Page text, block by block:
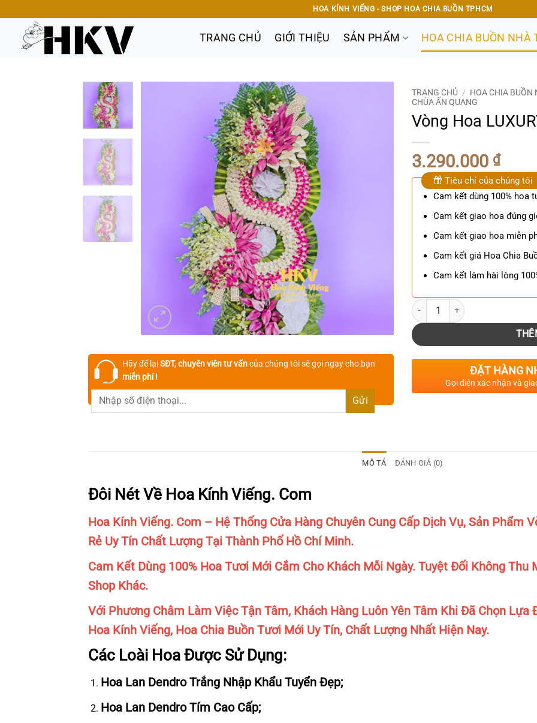
qua
HOA KÍNH VIẾNG - SHOP HOA CHIA BUỒN TPHCM
TRANG CHỦ GIỚI THIỆU SẢN PHẨM HOA CHIA BUỒN NHÀ
Hãy để lạiSĐT, chuyên viên tư vấncủa chúng tôi sẽ gọi ngay cho bạn
miễn phí !
TRANG CHỦ / HOA CHIA BUỒN
CHÙA ẤN QUANG
Vòng Hoa
3.290.000 ₫
Tiêu chí của chúng tôi
Cam kết dùng 100% hoa
Cam kết giao hoa đúng
Cam kết giao hoa miễn
Cam kết giá Hoa Chia
Cam kết làm hài lòng
Số lượng
ĐẶT HÀNG
Gọi điện xác nhận và
MÔ TẢ ĐÁNH GIÁ (0)
Đôi Nét Về Hoa Kính Viếng. Com
Hoa Kính Viếng. Com – Hệ Thống Cửa Hàng Chuyên Cung Cấp Dịch Vụ, Sản Phẩm
Rẻ Uy Tín Chất Lượng Tại Thành Phố Hồ Chí Minh.
Cam Kết Dùng 100% Hoa Tươi Mới Cắm Cho Khách Mỗi Ngày. Tuyệt Đối Không Thu
Shop Khác.
Với Phương Châm Làm Việc Tận Tâm, Khách Hàng Luôn Yên Tâm Khi Đã Chọn Lựa
Hoa Kính Viếng, Hoa Chia Buồn Tươi Mới Uy Tín, Chất Lượng Nhất Hiện Nay.
Các Loài Hoa Được Sử Dụng:
Hoa Lan Dendro Trắng Nhập Khẩu Tuyển Đẹp;
Hoa Lan Dendro Tím Cao Cấp;